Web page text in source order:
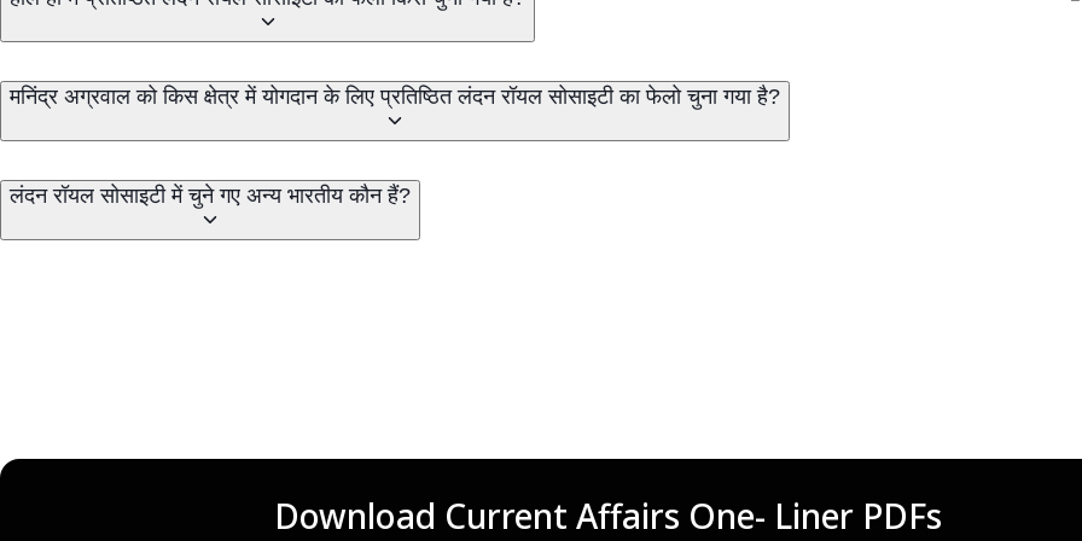
मनिंद्र अग्रवाल को किस क्षेत्र में योगदान के लिए प्रतिष्ठित लंदन रॉयल सोसाइटी का फेलो चुना गया है?
लंदन रॉयल सोसाइटी में चुने गए अन्य भारतीय कौन हैं?
Download Current Affairs One- Liner PDFs